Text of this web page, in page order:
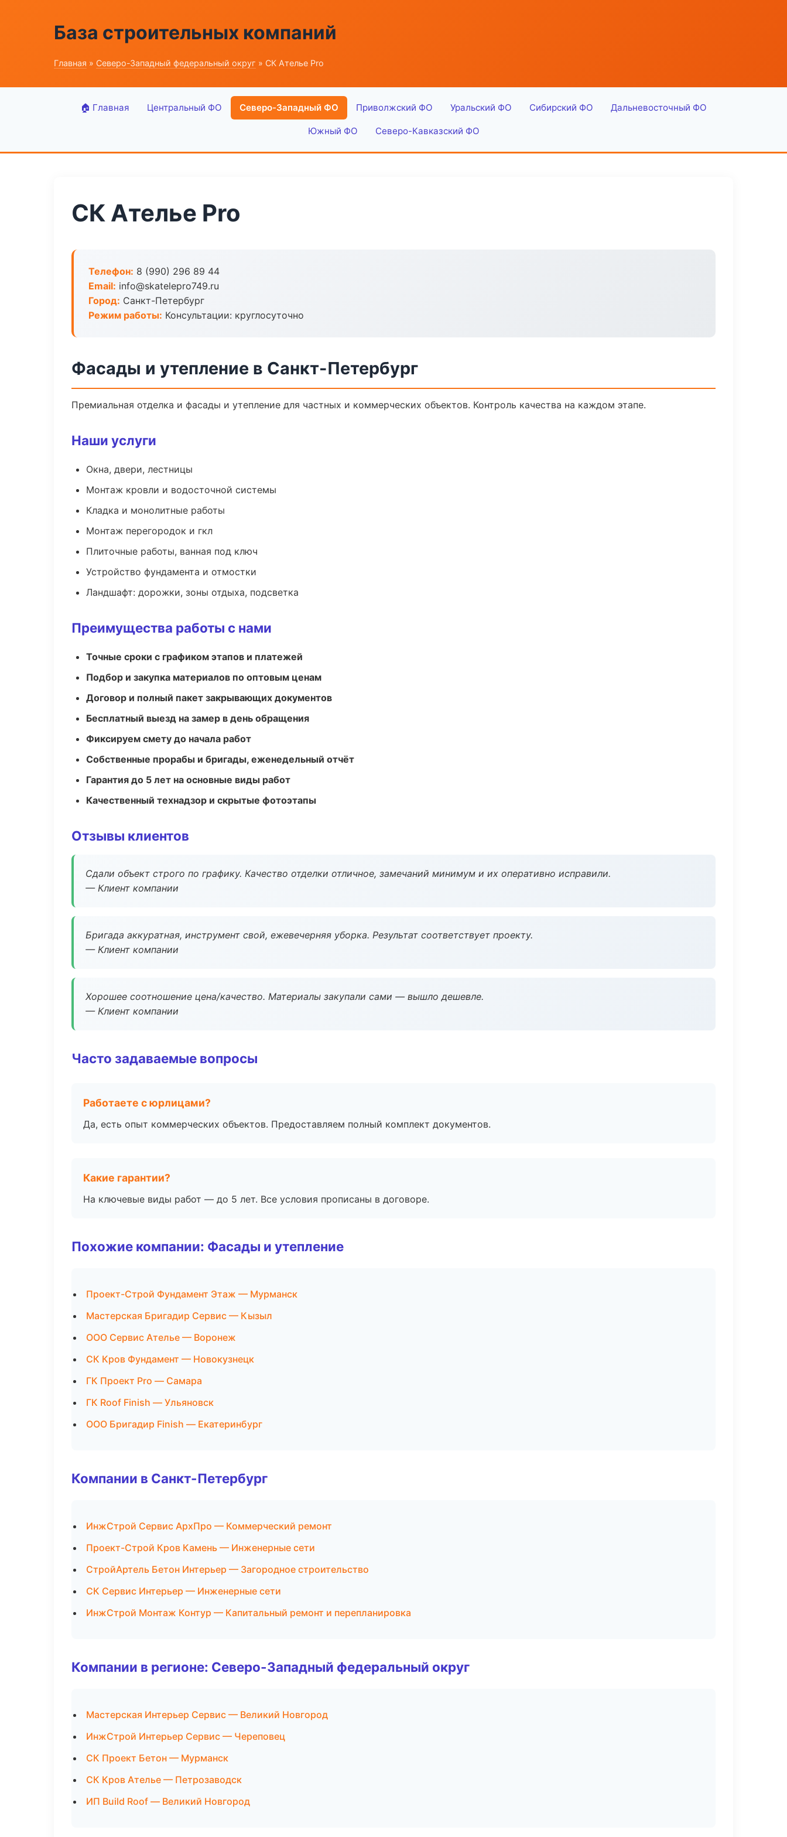
База строительных компаний
Главная » Северо-Западный федеральный округ » СК Ателье Pro
🏠 Главная Центральный ФО Северо-Западный ФО Приволжский ФО Уральский ФО Сибирский ФО Дальневосточный ФО
Южный ФО Северо-Кавказский ФО
СК Ателье Pro
Телефон: 8 (990) 296 89 44
Email: info@skatelepro749.ru
Город: Санкт-Петербург
Режим работы: Консультации: круглосуточно
Фасады и утепление в Санкт-Петербург
Премиальная отделка и фасады и утепление для частных и коммерческих объектов. Контроль качества на каждом этапе.
Наши услуги
Окна, двери, лестницы
Монтаж кровли и водосточной системы
Кладка и монолитные работы
Монтаж перегородок и гкл
Плиточные работы, ванная под ключ
Устройство фундамента и отмостки
Ландшафт: дорожки, зоны отдыха, подсветка
Преимущества работы с нами
Точные сроки с графиком этапов и платежей
Подбор и закупка материалов по оптовым ценам
Договор и полный пакет закрывающих документов
Бесплатный выезд на замер в день обращения
Фиксируем смету до начала работ
Собственные прорабы и бригады, еженедельный отчёт
Гарантия до 5 лет на основные виды работ
Качественный технадзор и скрытые фотоэтапы
Отзывы клиентов
Сдали объект строго по графику. Качество отделки отличное, замечаний минимум и их оперативно исправили.
— Клиент компании
Бригада аккуратная, инструмент свой, ежевечерняя уборка. Результат соответствует проекту.
— Клиент компании
Хорошее соотношение цена/качество. Материалы закупали сами — вышло дешевле.
— Клиент компании
Часто задаваемые вопросы
Работаете с юрлицами?
Да, есть опыт коммерческих объектов. Предоставляем полный комплект документов.
Какие гарантии?
На ключевые виды работ — до 5 лет. Все условия прописаны в договоре.
Похожие компании: Фасады и утепление
Проект-Строй Фундамент Этаж — Мурманск
Мастерская Бригадир Сервис — Кызыл
ООО Сервис Ателье — Воронеж
СК Кров Фундамент — Новокузнецк
ГК Проект Pro — Самара
ГК Roof Finish — Ульяновск
ООО Бригадир Finish — Екатеринбург
Компании в Санкт-Петербург
ИнжСтрой Сервис АрхПро — Коммерческий ремонт
Проект-Строй Кров Камень — Инженерные сети
СтройАртель Бетон Интерьер — Загородное строительство
СК Сервис Интерьер — Инженерные сети
ИнжСтрой Монтаж Контур — Капитальный ремонт и перепланировка
Компании в регионе: Северо-Западный федеральный округ
Мастерская Интерьер Сервис — Великий Новгород
ИнжСтрой Интерьер Сервис — Череповец
СК Проект Бетон — Мурманск
СК Кров Ателье — Петрозаводск
ИП Build Roof — Великий Новгород